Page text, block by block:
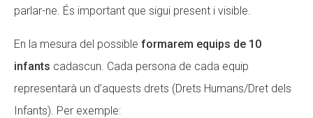
parlar-ne. És important que sigui present i visible.
En la mesura del possible formarem equips de 10
infants cadascun. Cada persona de cada equip
representarà un d’aquests drets (Drets Humans/Dret dels
Infants). Per exemple: